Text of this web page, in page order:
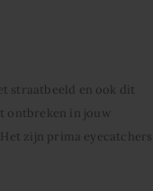
straatbeeld en ook dit
ontbreken in jouw
zijn prima eyecatchers